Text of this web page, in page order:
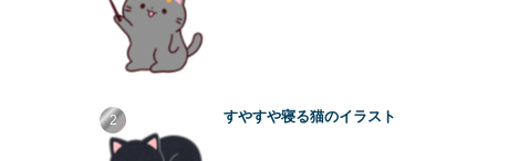
すやすや寝る猫のイラスト